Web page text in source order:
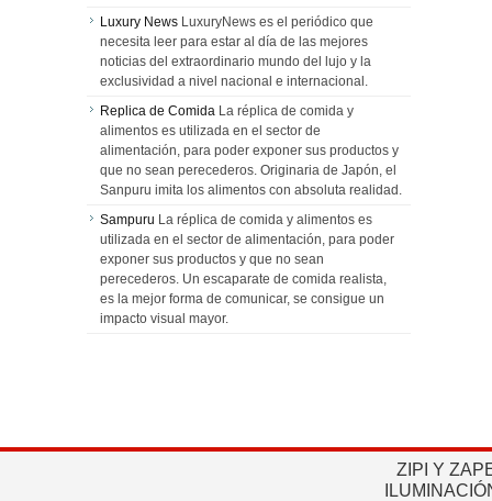
Luxury News LuxuryNews es el periódico que
necesita leer para estar al día de las mejores
noticias del extraordinario mundo del lujo y la
exclusividad a nivel nacional e internacional.
Replica de Comida La réplica de comida y
alimentos es utilizada en el sector de
alimentación, para poder exponer sus productos y
que no sean perecederos. Originaria de Japón, el
Sanpuru imita los alimentos con absoluta realidad.
Sampuru La réplica de comida y alimentos es
utilizada en el sector de alimentación, para poder
exponer sus productos y que no sean
perecederos. Un escaparate de comida realista,
es la mejor forma de comunicar, se consigue un
impacto visual mayor.
ZIPI Y